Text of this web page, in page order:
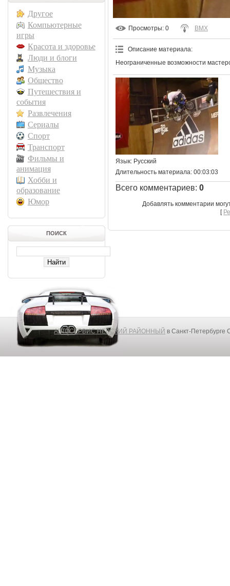
Другое
Компьютерные
игры
Красота и здоровье
Люди и блоги
Музыка
Общество
Путешествия и
события
Развлечения
Сериалы
Спорт
Транспорт
Фильмы и
анимация
Хобби и
образование
Юмор
ПОИСК
Просмотры: 0 BMX
Описание материала:
Неограниченные возможности
Язык: Русский
Длительность материала: 00:03:03
Всего комментариев: 0
Добавлять комментарии
[
АВТОСЕРВИС НЕВСКИЙ РАЙОННЫЙ в Санкт-Петербурге